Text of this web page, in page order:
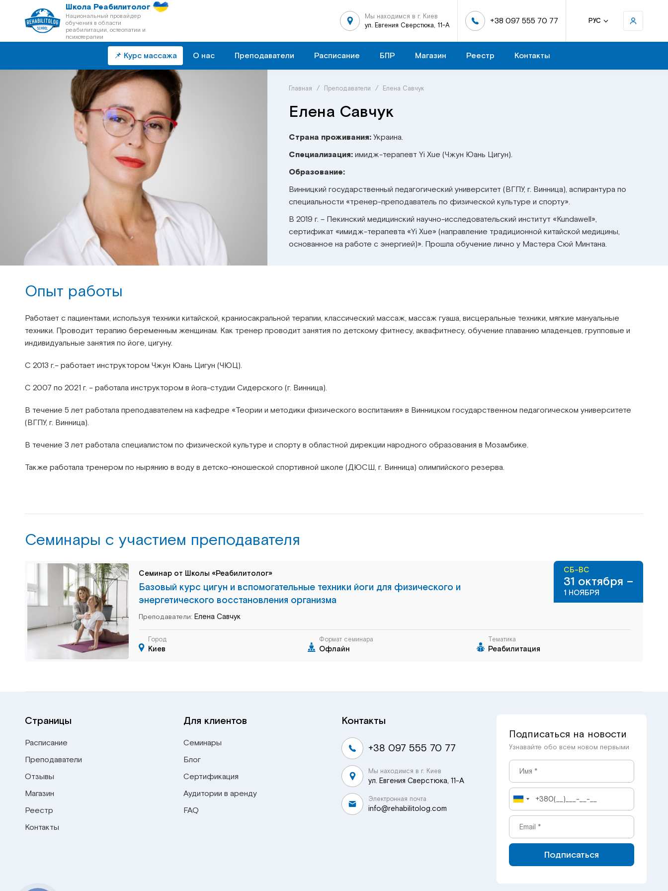
Школа Реабилитолог
Национальный провайдер
обучения в области
реабилитации, остеопатии и
психотерапии
Мы находимся в г. Киев
ул. Евгения Сверстюка, 11-А
+38 097 555 70 77 РУС
📌 Курс массажа О нас Преподаватели Расписание БПР Магазин Реестр Контакты
Главная / Преподаватели / Елена Савчук
Елена Савчук
Страна проживания:Украина.
Специализация:имидж-терапевт Yi Xue (Чжун Юань Цигун).
Образование:
Винницкий государственный педагогический университет (ВГПУ, г. Винница), аспирантура по
специальности «тренер-преподаватель по физической культуре и спорту».
В 2019 г. – Пекинский медицинский научно-исследовательский институт «Kundawell»,
сертификат «имидж-терапевта «Yi Xue» (направление традиционной китайской медицины,
основанное на работе с энергией)». Прошла обучение лично у Мастера Сюй Минтана.
Опыт работы
Работает с пациентами, используя техники китайской, краниосакральной терапии, классический массаж, массаж гуаша, висцеральные техники, мягкие мануальные
техники. Проводит терапию беременным женщинам. Как тренер проводит занятия по детскому фитнесу, аквафитнесу, обучение плаванию младенцев, групповые и
индивидуальные занятия по йоге, цигуну.
С 2013 г.– работает инструктором Чжун Юань Цигун (ЧЮЦ).
С 2007 по 2021 г. – работала инструктором в йога-студии Сидерского (г. Винница).
В течение 5 лет работала преподавателем на кафедре «Теории и методики физического воспитания» в Винницком государственном педагогическом университете
(ВГПУ, г. Винница).
В течение 3 лет работала специалистом по физической культуре и спорту в областной дирекции народного образования в Мозамбике.
Также работала тренером по нырянию в воду в детско-юношеской спортивной школе (ДЮСШ, г. Винница) олимпийского резерва.
Семинары c участием преподавателя
Семинар от Школы «Реабилитолог»
Базовый курс цигун и вспомогательные техники йоги для физического и
энергетического восстановления организма
Преподаватели: Елена Савчук
Город
Киев
Формат семинара
Офлайн
Тематика
Реабилитация
СБ-ВС
31 октября –
1 НОЯБРЯ
Страницы
Расписание
Преподаватели
Отзывы
Магазин
Реестр
Контакты
Для клиентов
Семинары
Блог
Сертификация
Аудитории в аренду
FAQ
Контакты
+38 097 555 70 77
Мы находимся в г. Киев
ул. Евгения Сверстюка, 11-А
Электронная почта
info@rehabilitolog.com
Подписаться на новости
Узнавайте обо всем новом первыми
Подписаться